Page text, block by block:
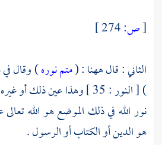
[ص:
الثاني : قال ههنا : (متم نوره) وقال
) [ النور : 35 ] وهذا عين ذلك
نور الله في ذلك الموضع هو الله
هو الدين أو الكتاب أو الرسول .